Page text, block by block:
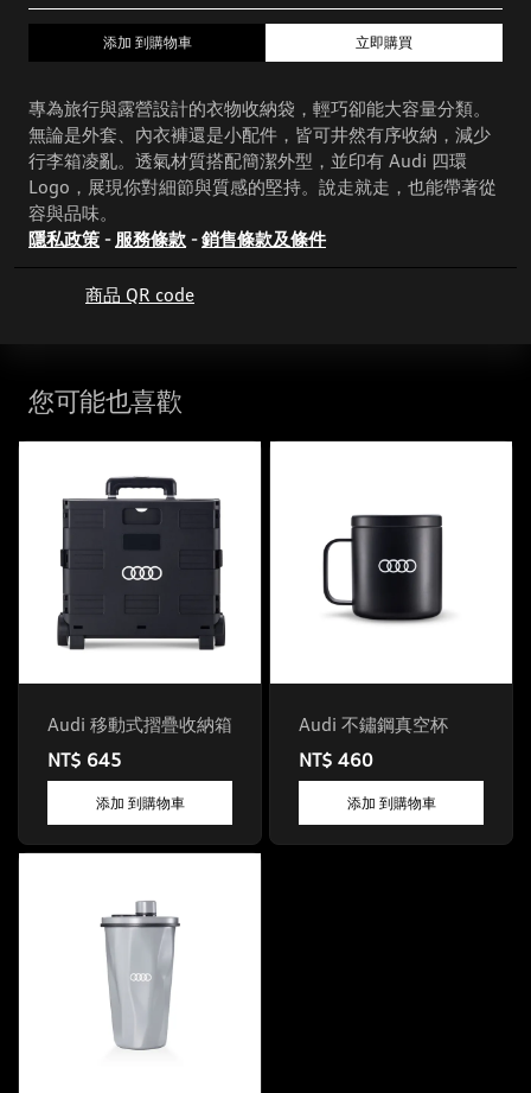
添加 到購物車 立即購買
專為旅行與露營設計的衣物收納袋，輕巧卻能大容量分類。
無論是外套、內衣褲還是小配件，皆可井然有序收納，減少
行李箱凌亂。透氣材質搭配簡潔外型，並印有 Audi 四環
Logo，展現你對細節與質感的堅持。說走就走，也能帶著從
容與品味。
隱私政策 - 服務條款 -銷售條款及條件
商品 QR code
您可能也喜歡
Audi 移動式摺疊收納箱
NT$ 645
添加 到購物車
Audi 不鏽鋼真空杯
NT$ 460
添加 到購物車